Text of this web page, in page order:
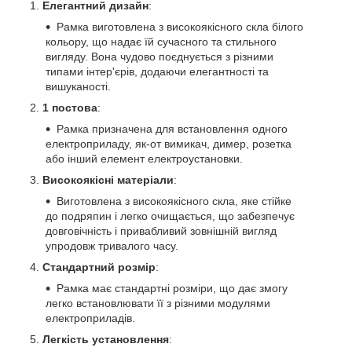
Елегантний дизайн:
Рамка виготовлена з високоякісного скла білого
кольору, що надає їй сучасного та стильного
вигляду. Вона чудово поєднується з різними
типами інтер'єрів, додаючи елегантності та
вишуканості.
1 постова:
Рамка призначена для встановлення одного
електроприладу, як-от вимикач, димер, розетка
або інший елемент електроустановки.
Високоякісні матеріали:
Виготовлена з високоякісного скла, яке стійке
до подряпин і легко очищається, що забезпечує
довговічність і привабливий зовнішній вигляд
упродовж тривалого часу.
Стандартний розмір:
Рамка має стандартні розміри, що дає змогу
легко встановлювати її з різними модулями
електроприладів.
Легкість установлення: